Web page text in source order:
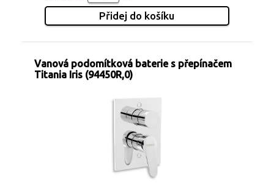
Vanová podomítková baterie s přepínačem
Titania Iris (94450R,0)